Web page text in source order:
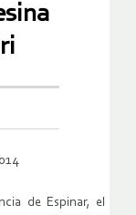
de Espinar, el